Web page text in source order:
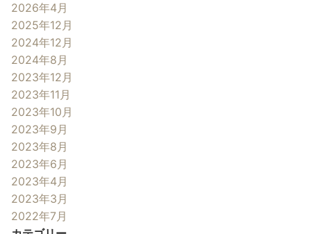
2026年4月
2025年12月
2024年12月
2024年8月
2023年12月
2023年11月
2023年10月
2023年9月
2023年8月
2023年6月
2023年4月
2023年3月
2022年7月